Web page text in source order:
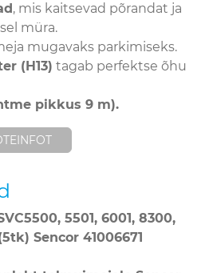
, mis kaitsevad põrandat ja
müra.
mugavaks parkimiseks.
(H13) tagab perfektse õhu
pikkus 9 m).
5501, 6001, 8300,
Sencor 41006671